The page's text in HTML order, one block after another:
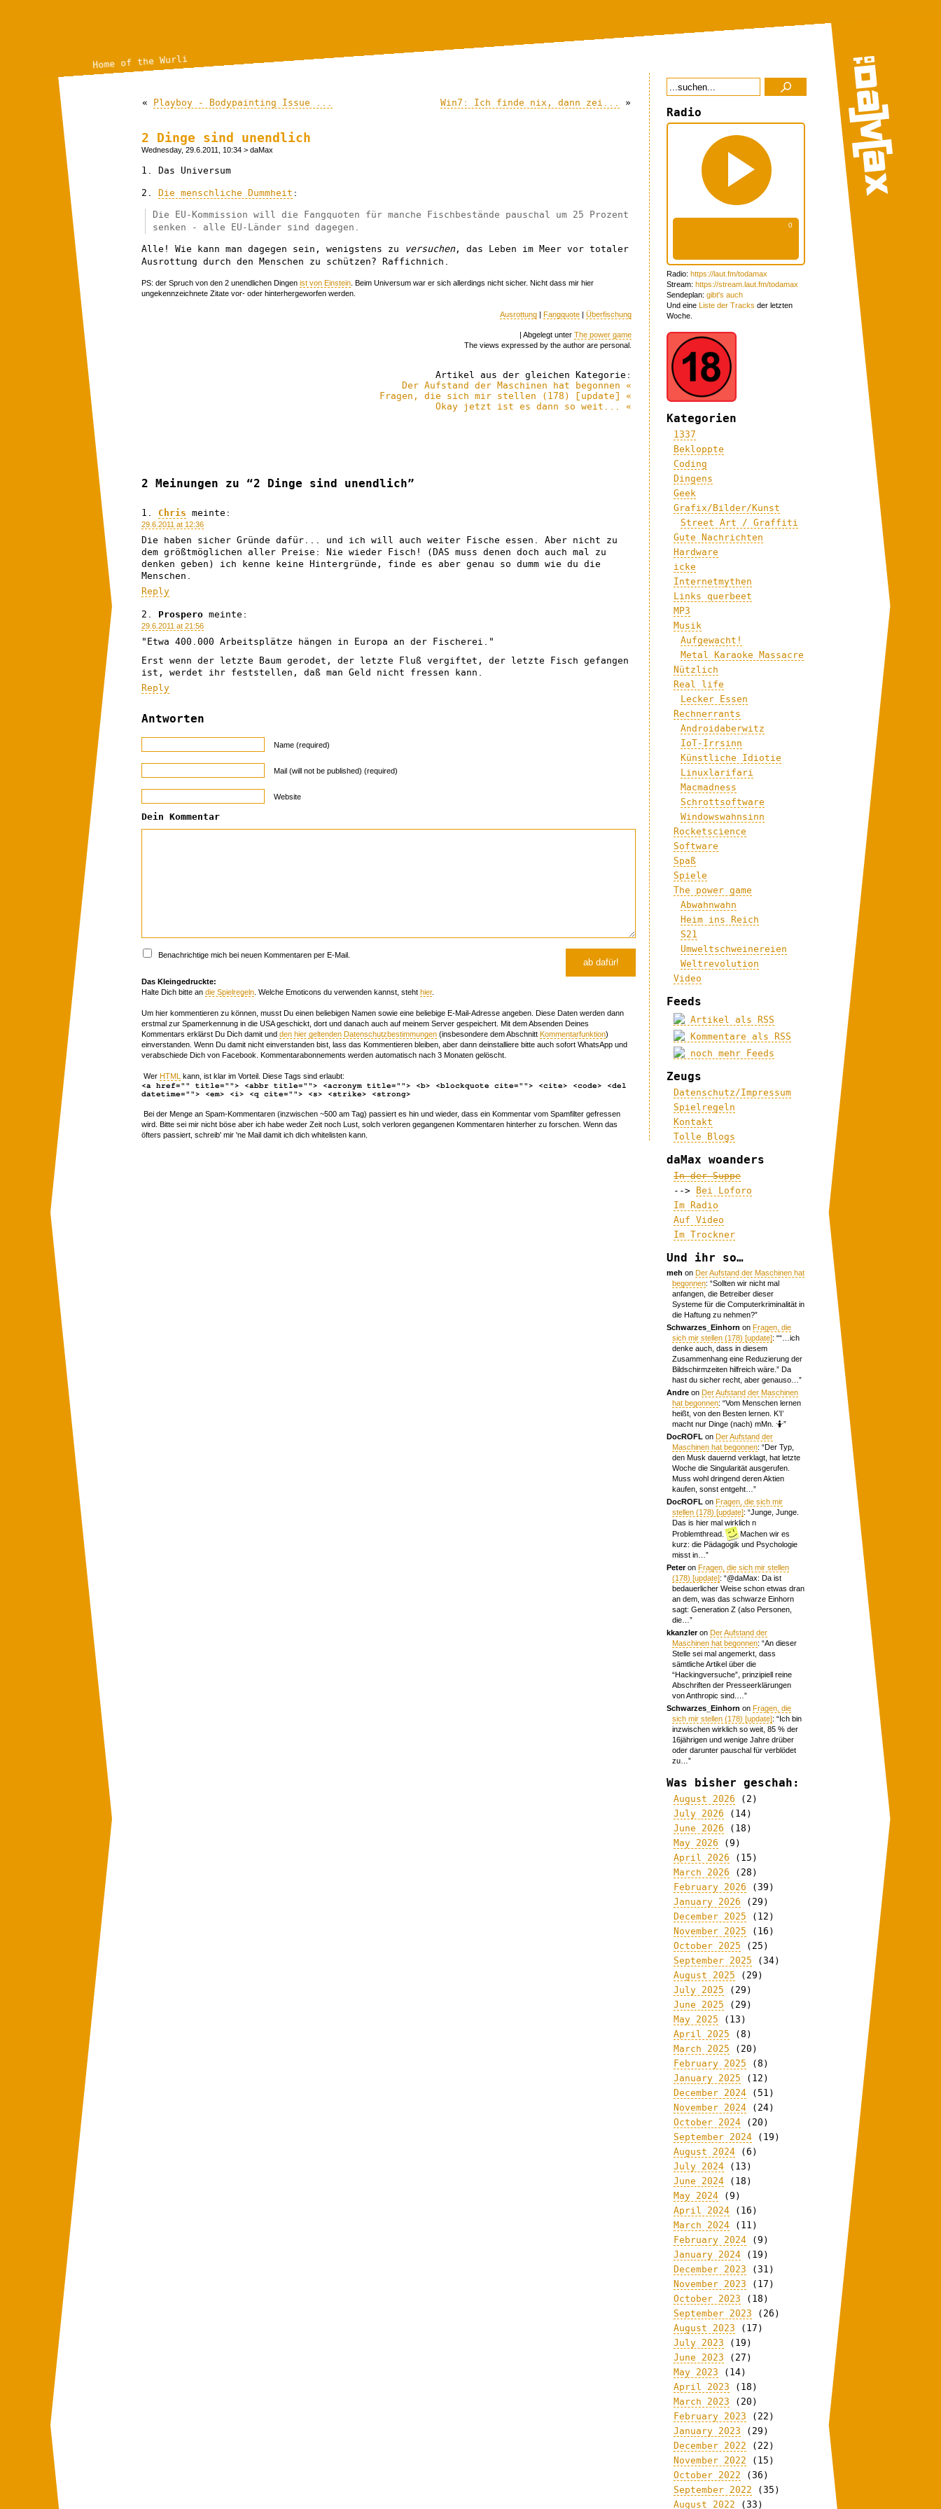
Home of the Wurli
« Playboy - Bodypainting Issue ... Win7: Ich finde nix, dann zei... »
2 Dinge sind unendlich
Wednesday, 29.6.2011, 10:34 > daMax
1. Das Universum
2. Die menschliche Dummheit :
Die EU-Kommission will die Fangquoten für manche Fischbestände pauschal um 25 Prozent
senken - alle EU-Länder sind dagegen.
Alle! Wie kann man dagegen sein, wenigstens zu versuchen, das Leben im Meer vor totaler
Ausrottung durch den Menschen zu schützen? Raffichnich.
PS: der Spruch von den 2 unendlichen Dingen ist von Einstein . Beim Universum war er sich allerdings nicht sicher. Nicht dass mir hier
ungekennzeichnete Zitate vor- oder hinterhergeworfen werden.
Ausrottung | Fangquote | Überfischung
| Abgelegt unter The power game
The views expressed by the author are personal.
Artikel aus der gleichen Kategorie:
Der Aufstand der Maschinen hat begonnen «
Fragen, die sich mir stellen (178) [update] «
Okay jetzt ist es dann so weit... «
2 Meinungen zu “2 Dinge sind unendlich”
Chris meinte:
29.6.2011 at 12:36
Die haben sicher Gründe dafür... und ich will auch weiter Fische essen. Aber nicht zu
dem größtmöglichen aller Preise: Nie wieder Fisch! (DAS muss denen doch auch mal zu
denken geben) ich kenne keine Hintergründe, finde es aber genau so dumm wie du die
Menschen.
Reply
Prospero meinte:
29.6.2011 at 21:56
"Etwa 400.000 Arbeitsplätze hängen in Europa an der Fischerei."
Erst wenn der letzte Baum gerodet, der letzte Fluß vergiftet, der letzte Fisch gefangen
ist, werdet ihr feststellen, daß man Geld nicht fressen kann.
Reply
Antworten
Name (required)
Mail (will not be published) (required)
Website
Dein Kommentar
Benachrichtige mich bei neuen Kommentaren per E-Mail.
Das Kleingedruckte:
Halte Dich bitte an die Spielregeln . Welche Emoticons du verwenden kannst, steht hier.
Um hier kommentieren zu können, musst Du einen beliebigen Namen sowie eine beliebige E-Mail-Adresse angeben. Diese Daten werden dann
erstmal zur Spamerkennung in die USA geschickt, dort und danach auch auf meinem Server gespeichert. Mit dem Absenden Deines
Kommentars erklärst Du Dich damit und den hier geltenden Datenschutzbestimmungen (insbesondere dem Abschnitt Kommentarfunktion)
einverstanden. Wenn Du damit nicht einverstanden bist, lass das Kommentieren bleiben, aber dann deinstalliere bitte auch sofort WhatsApp und
verabschiede Dich von Facebook. Kommentarabonnements werden automatisch nach 3 Monaten gelöscht.
Wer HTML kann, ist klar im Vorteil. Diese Tags sind erlaubt:
<a href="" title=""> <abbr title=""> <acronym title=""> <b> <blockquote cite=""> <cite> <code> <del
datetime=""> <em> <i> <q cite=""> <s> <strike> <strong>
Bei der Menge an Spam-Kommentaren (inzwischen ~500 am Tag) passiert es hin und wieder, dass ein Kommentar vom Spamfilter gefressen
wird. Bitte sei mir nicht böse aber ich habe weder Zeit noch Lust, solch verloren gegangenen Kommentaren hinterher zu forschen. Wenn das
öfters passiert, schreib' mir 'ne Mail damit ich dich whitelisten kann.
Radio
Radio: https://laut.fm/todamax
Stream: https://stream.laut.fm/todamax
Sendeplan: gibt's auch
Und eine Liste der Tracks der letzten
Woche.
Kategorien
1337
Bekloppte
Coding
Dingens
Geek
Grafix/Bilder/Kunst
Street Art / Graffiti
Gute Nachrichten
Hardware
icke
Internetmythen
Links querbeet
MP3
Musik
Aufgewacht!
Metal Karaoke Massacre
Nützlich
Real life
Lecker Essen
Rechnerrants
Androidaberwitz
IoT-Irrsinn
Künstliche Idiotie
Linuxlarifari
Macmadness
Schrottsoftware
Windowswahnsinn
Rocketscience
Software
Spaß
Spiele
The power game
Abwahnwahn
Heim ins Reich
S21
Umweltschweinereien
Weltrevolution
Video
Feeds
Artikel als RSS
Kommentare als RSS
noch mehr Feeds
Zeugs
Datenschutz/Impressum
Spielregeln
Kontakt
Tolle Blogs
daMax woanders
In der Suppe
-->
Bei Loforo
Im Radio
Auf Video
Im Trockner
Und ihr so…
meh onDer Aufstand der Maschinen hat
begonnen: “Sollten wir nicht mal
anfangen, die Betreiber dieser
Systeme für die Computerkriminalität in
die Haftung zu nehmen?”
Schwarzes_Einhorn onFragen, die
sich mir stellen (178) [update]: ““…ich
denke auch, dass in diesem
Zusammenhang eine Reduzierung der
Bildschirmzeiten hilfreich wäre.” Da
hast du sicher recht, aber genauso… ”
Andre onDer Aufstand der Maschinen
hat begonnen: “Vom Menschen lernen
heißt, von den Besten lernen. K’I’
macht nur Dinge (nach) mMn. 🤷”
DocROFL onDer Aufstand der
Maschinen hat begonnen: “Der Typ,
den Musk dauernd verklagt, hat letzte
Woche die Singularität ausgerufen.
Muss wohl dringend deren Aktien
kaufen, sonst entgeht… ”
DocROFL onFragen, die sich mir
stellen (178) [update]: “Junge, Junge.
Das is hier mal wirklich n
Problemthread.
Machen wir es
kurz: die Pädagogik und Psychologie
misst in… ”
PeteronFragen, die sich mir stellen
(178) [update]: “@daMax: Da ist
bedauerlicher Weise schon etwas dran
an dem, was das schwarze Einhorn
sagt: Generation Z (also Personen,
die… ”
kkanzleronDer Aufstand der
Maschinen hat begonnen: “An dieser
Stelle sei mal angemerkt, dass
sämtliche Artikel über die
“Hackingversuche”, prinzipiell reine
Abschriften der Presseerklärungen
von Anthropic sind.… ”
Schwarzes_Einhorn onFragen, die
sich mir stellen (178) [update]: “Ich bin
inzwischen wirklich so weit, 85 % der
16jährigen und wenige Jahre drüber
oder darunter pauschal für verblödet
zu… ”
Was bisher geschah:
August 2026 (2)
July 2026 (14)
June 2026 (18)
May 2026 (9)
April 2026 (15)
March 2026 (28)
February 2026 (39)
January 2026 (29)
December 2025 (12)
November 2025 (16)
October 2025 (25)
September 2025 (34)
August 2025 (29)
July 2025 (29)
June 2025 (29)
May 2025 (13)
April 2025 (8)
March 2025 (20)
February 2025 (8)
January 2025 (12)
December 2024 (51)
November 2024 (24)
October 2024 (20)
September 2024 (19)
August 2024 (6)
July 2024 (13)
June 2024 (18)
May 2024 (9)
April 2024 (16)
March 2024 (11)
February 2024 (9)
January 2024 (19)
December 2023 (31)
November 2023 (17)
October 2023 (18)
September 2023 (26)
August 2023 (17)
July 2023 (19)
June 2023 (27)
May 2023 (14)
April 2023 (18)
March 2023 (20)
February 2023 (22)
January 2023 (29)
December 2022 (22)
November 2022 (15)
October 2022 (36)
September 2022 (35)
August 2022 (33)